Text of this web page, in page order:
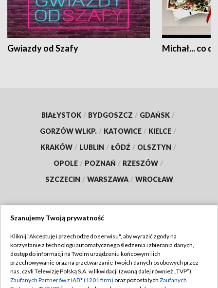
Gwiazdy od Szafy Michał... co
BIAŁYSTOK / BYDGOSZCZ / GDAŃSK /
GORZÓW WLKP. / KATOWICE / KIELCE /
KRAKÓW / LUBLIN / ŁÓDŹ / OLSZTYN /
OPOLE / POZNAŃ / RZESZÓW /
SZCZECIN / WARSZAWA / WROCŁAW
TVP
Abonament TVP
Emisja w TVP
Regulamin TVP
Polityka prywatności
Szanujemy Twoją prywatność
Kliknij "Akceptuję i przechodzę do serwisu", aby wyrazić zgody na
korzystanie z technologii automatycznego śledzenia i zbierania danych,
dostęp do informacji na Twoim urządzeniu końcowym i ich
przechowywanie oraz na przetwarzanie Twoich danych osobowych przez
nas, czyli Telewizję Polską S.A. w likwidacji (zwaną dalej również „TVP”),
Zaufanych Partnerów z IAB* (1201 firm) oraz pozostałych Zaufanych